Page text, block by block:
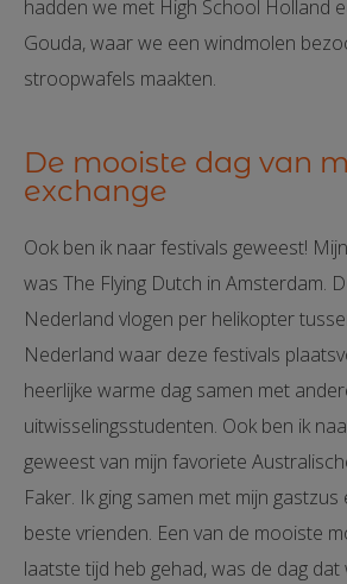
hadden we met High School Holland
Gouda, waar we een windmolen
stroopwafels maakten.
De mooiste dag van
exchange
Ook ben ik naar festivals geweest!
was The Flying Dutch in Amsterdam.
Nederland vlogen per helikopter
Nederland waar deze festivals
heerlijke warme dag samen met
uitwisselingsstudenten. Ook ben ik
geweest van mijn favoriete
Faker. Ik ging samen met mijn gastzus
beste vrienden. Een van de mooiste
laatste tijd heb gehad, was de dag